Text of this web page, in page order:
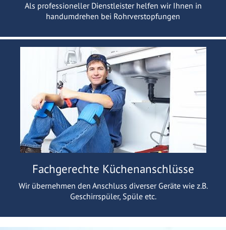
Als professioneller Dienstleister helfen wir Ihnen in
handumdrehen bei Rohrverstopfungen
Fachgerechte Küchenanschlüsse
Wir übernehmen den Anschluss diverser Geräte wie z.B.
Geschirrspüler, Spüle etc.